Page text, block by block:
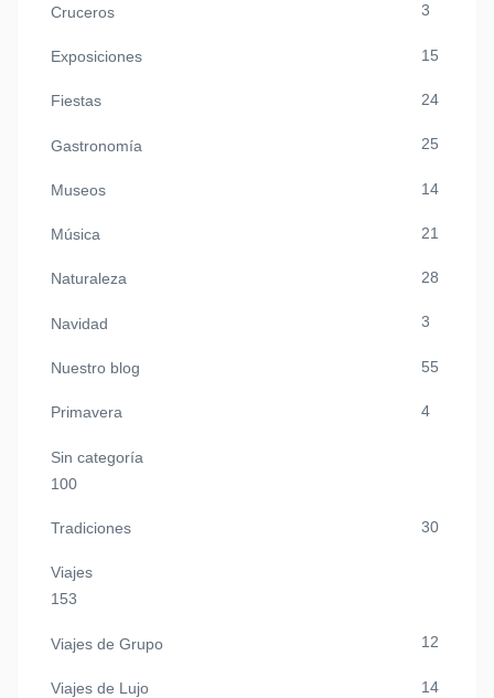
Cruceros 3
Exposiciones 15
Fiestas 24
Gastronomía 25
Museos 14
Música 21
Naturaleza 28
Navidad 3
Nuestro blog 55
Primavera 4
Sin categoría
100
Tradiciones 30
Viajes
153
Viajes de Grupo 12
Viajes de Lujo 14